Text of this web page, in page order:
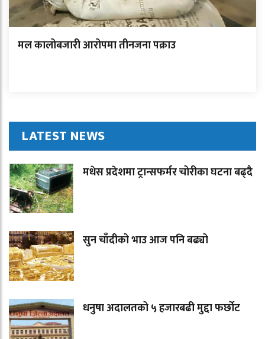
मल कालोबजारी आरोपमा तीनजना पक्राउ
LATEST NEWS
मधेस प्रदेशमा ट्रान्सफर्मर चोरीका घटना बढ्दै
सुन चाँदीको भाउ आज पनि बढ्यो
धनुषा अदालतको ५ हजारबढी मुद्दा फर्छोट